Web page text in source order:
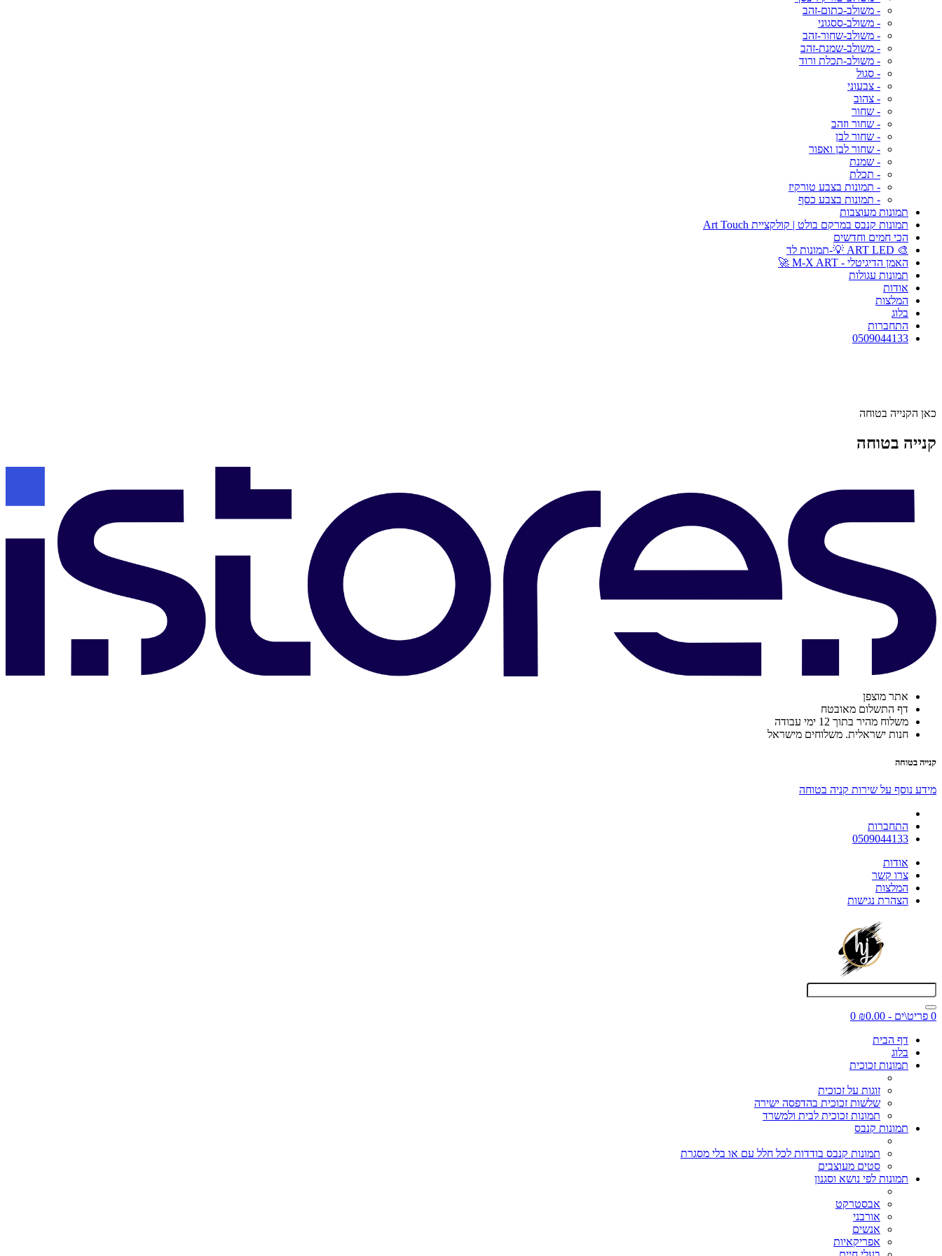
- משולב-כתום-זהב
- משולב-ססגוני
- משולב-שחור-זהב
- משולב-שמנת-זהב
- משולב-תכלת ורוד
- סגול
- צבעוני
- צהוב
- שחור
- שחור וזהב
- שחור לבן
- שחור לבן ואפור
- שמנת
- תכלת
- תמונות בצבע טורקיז
- תמונות בצבע כסף
תמונות מעוצבות
תמונות קנבס במרקם בולט | קולקציית Art Touch
הכי חמים וחדשים
🎨 ART LED 💡-תמונות לד
האמן הדיגיטלי - M-X ART 🚀
תמונות עגולות
אודות
המלצות
בלוג
התחברות
0509044133
כאן הקנייה בטוחה
קנייה בטוחה
אתר מוצפן
דף התשלום מאובטח
משלוח מהיר בתוך 12 ימי עבודה
חנות ישראלית. משלוחים מישראל
קנייה בטוחה
מידע נוסף על שירות קניה בטוחה
התחברות
0509044133
אודות
צרו קשר
המלצות
הצהרת נגישות
0 פריט\ים - ₪0.00
0
דף הבית
בלוג
תמונות זכוכית
זוגות על זכוכית
שלשות זכוכית בהדפסה ישירה
תמונות זכוכית לבית ולמשרד
תמונות קנבס
תמונות קנבס בודדות לכל חלל עם או בלי מסגרת
סטים מעוצבים
תמונות לפי נושא וסגנון
אבסטרקט
אורבני
אנשים
אפריקאיות